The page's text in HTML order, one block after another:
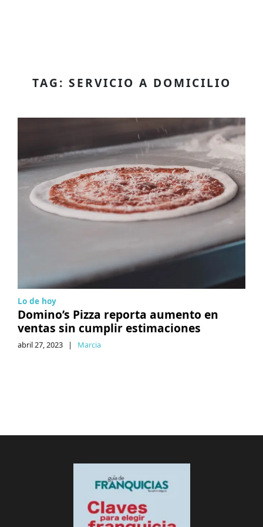
TAG: SERVICIO A DOMICILIO
Lo de hoy
Domino’s Pizza reporta aumento en
ventas sin cumplir estimaciones
abril 27, 2023 | Marcia